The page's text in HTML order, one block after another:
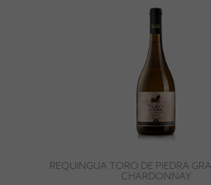
REQUINGUA TORO DE PIEDRA
CHARDONNAY